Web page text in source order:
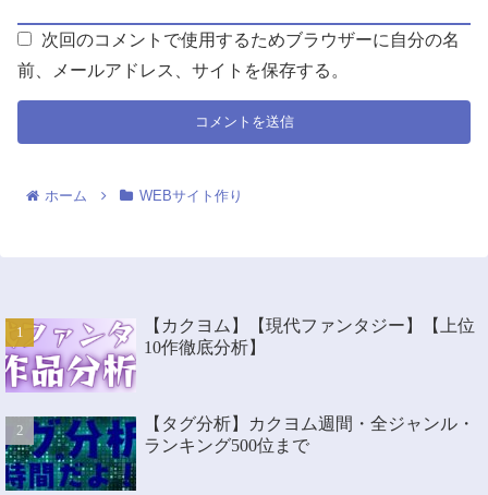
次回のコメントで使用するためブラウザーに自分の名
前、メールアドレス、サイトを保存する。
ホーム WEBサイト作り
【カクヨム】【現代ファンタジー】【上位
10作徹底分析】
【タグ分析】カクヨム週間・全ジャンル・
ランキング500位まで